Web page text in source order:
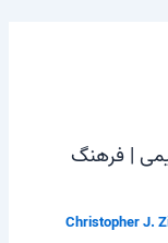
| فرهنگ
Christopher J.